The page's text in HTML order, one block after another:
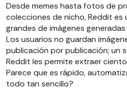
Desde memes hasta fotos de
colecciones de nicho, Reddit es
grandes de imágenes
Los usuarios no guardan
publicación por publicación; un
Reddit les permite extraer
Parece que es rápido,
todo tan sencillo?